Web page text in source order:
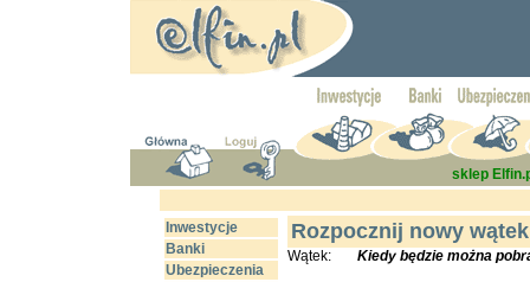
sklep
Inwestycje
Banki
Ubezpieczenia
Rozpocznij nowy wątek
Wątek: Kiedy będzie można